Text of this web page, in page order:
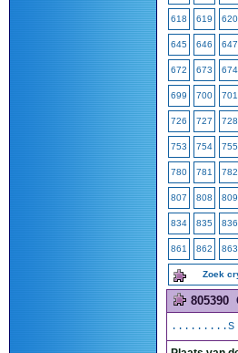
618 619 620
645 646 647
672 673 674
699 700 701
726 727 728
753 754 755
780 781 782
807 808 809
834 835 836
861 862 863
Zoek
805390
.........S